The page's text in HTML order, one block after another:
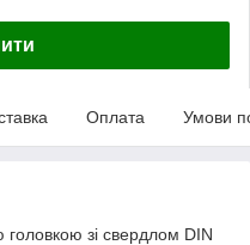
Оплата Умови
головкою зі свердлом DIN